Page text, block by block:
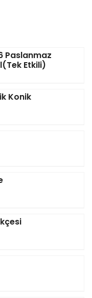
Paslanmaz
Etkili)
Konik